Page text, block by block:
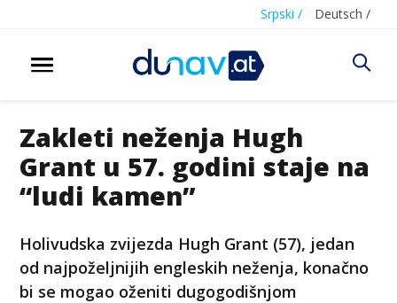
Srpski / Deutsch /
Zakleti neženja Hugh
Grant u 57. godini staje na
“ludi kamen”
Holivudska zvijezda Hugh Grant (57), jedan
od najpoželjnijih engleskih neženja, konačno
bi se mogao oženiti dugogodišnjom